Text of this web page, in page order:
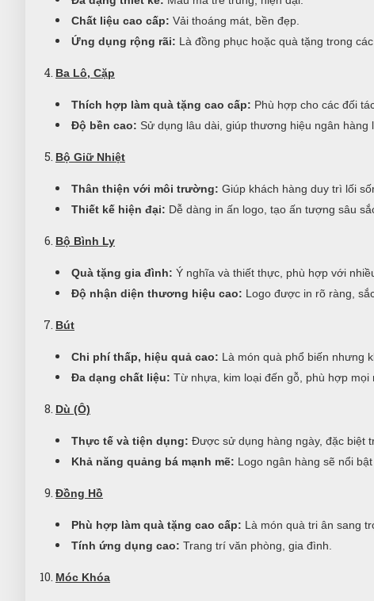
Chất liệu cao cấp: Vải thoáng mát, bền đẹp.
Ứng dụng rộng rãi: Là đồng phục hoặc quà tặng trong
Ba Lô, Cặp
Thích hợp làm quà tặng cao cấp: Phù hợp cho các đối
Độ bền cao: Sử dụng lâu dài, giúp thương hiệu ngân hàng
Bộ Giữ Nhiệt
Thân thiện với môi trường: Giúp khách hàng duy trì lối
Thiết kế hiện đại: Dễ dàng in ấn logo, tạo ấn tượng sâu
Bộ Bình Ly
Quà tặng gia đình: Ý nghĩa và thiết thực, phù hợp với
Độ nhận diện thương hiệu cao: Logo được in rõ ràng,
Bút
Chi phí thấp, hiệu quả cao: Là món quà phổ biến nhưng
Đa dạng chất liệu: Từ nhựa, kim loại đến gỗ, phù hợp mọi
Dù (Ô)
Thực tế và tiện dụng: Được sử dụng hàng ngày, đặc biệt
Khả năng quảng bá mạnh mẽ: Logo ngân hàng sẽ nổi bật
Đồng Hồ
Phù hợp làm quà tặng cao cấp: Là món quà tri ân sang
Tính ứng dụng cao: Trang trí văn phòng, gia đình.
Móc Khóa